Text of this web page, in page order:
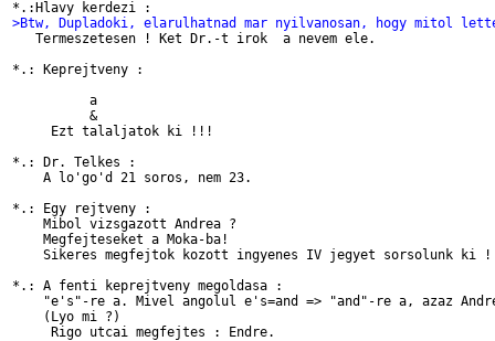
>Btw, Dupladoki, elarulhatnad mar nyilvanosan, hogy mitol
Termeszetesen ! Ket Dr.-t irok  a nevem ele.
*.: Keprejtveny :
          a
          &
     Ezt talaljatok ki !!!
*.: Dr. Telkes :
    A lo'go'd 21 soros, nem 23.
*.: Egy rejtveny :
    Mibol vizsgazott Andrea ?
    Megfejteseket a Moka-ba!
    Sikeres megfejtok kozott ingyenes IV jegyet sorsolunk ki !
*.: A fenti keprejtveny megoldasa :
"e's"-re a. Mivel angolul e's=and => "and"-re a, azaz
    (Lyo mi ?)
     Rigo utcai megfejtes : Endre.